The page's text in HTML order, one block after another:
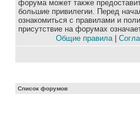
форума может также
большие привилегии. Перед
ознакомиться с правилами и
присутствие на форумах
Общие правила|
Список форумов